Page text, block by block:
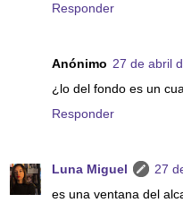
Responder
Anónimo 27 de abril
¿lo del fondo es un
Responder
Luna Miguel
27
es una ventana del